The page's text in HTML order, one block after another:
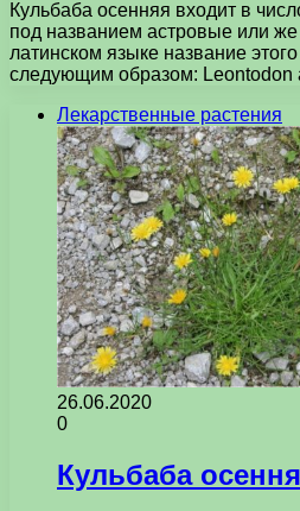
Кульбаба осенняя входит в
под названием астровые или
латинском языке название
следующим образом: Leontodon
Лекарственные растения
26.06.2020
0
Кульбаба